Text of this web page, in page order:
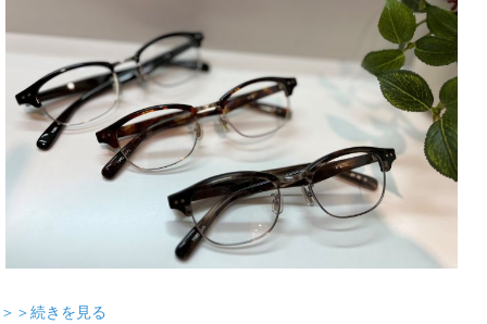
＞＞続きを見る